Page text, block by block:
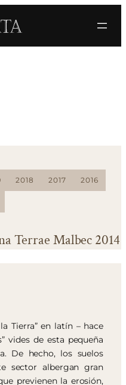
2018 2017 2016
Terrae Malbec 2014
Tierra” en latín – hace
vides de esta pequeña
De hecho, los suelos
sector albergan gran
previenen la erosión,